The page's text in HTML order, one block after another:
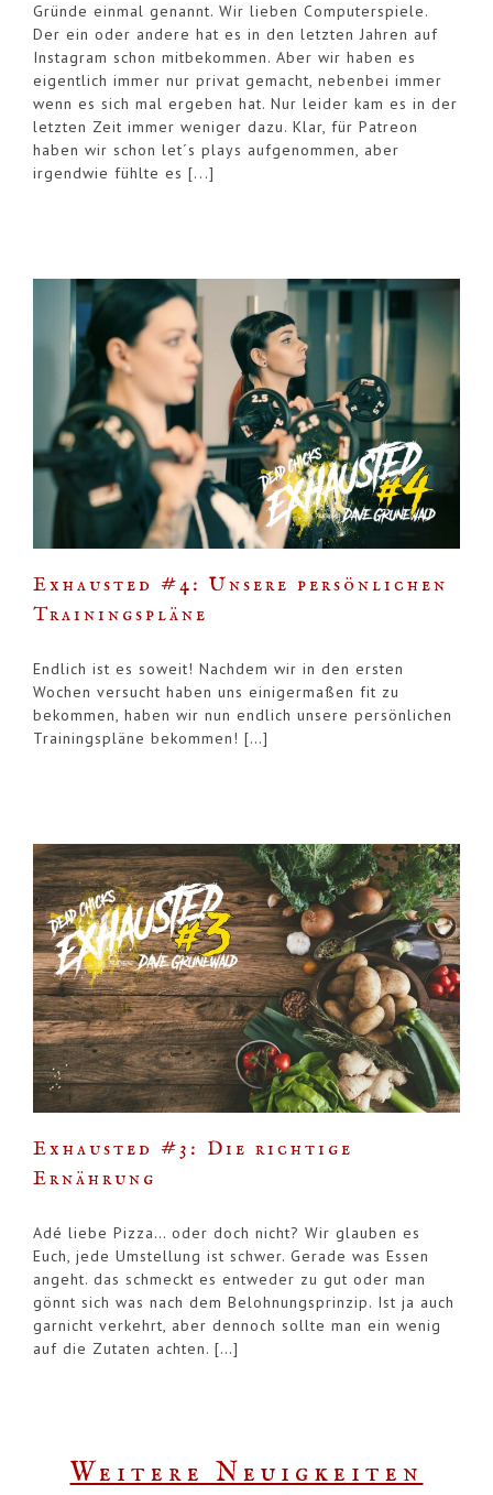
Gründe einmal genannt. Wir lieben Computerspiele.
Der ein oder andere hat es in den letzten Jahren auf
Instagram schon mitbekommen. Aber wir haben es
eigentlich immer nur privat gemacht, nebenbei immer
wenn es sich mal ergeben hat. Nur leider kam es in der
letzten Zeit immer weniger dazu. Klar, für Patreon
haben wir schon let´s plays aufgenommen, aber
irgendwie fühlte es [...]
Exhausted #4: Unsere persönlichen
Trainingspläne
Endlich ist es soweit! Nachdem wir in den ersten
Wochen versucht haben uns einigermaßen fit zu
bekommen, haben wir nun endlich unsere persönlichen
Trainingspläne bekommen! […]
Exhausted #3: Die richtige
Ernährung
Adé liebe Pizza… oder doch nicht? Wir glauben es
Euch, jede Umstellung ist schwer. Gerade was Essen
angeht. das schmeckt es entweder zu gut oder man
gönnt sich was nach dem Belohnungsprinzip. Ist ja auch
garnicht verkehrt, aber dennoch sollte man ein wenig
auf die Zutaten achten. […]
Weitere Neuigkeiten